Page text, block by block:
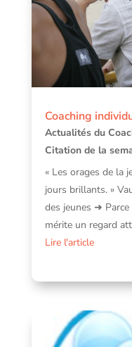
Coaching
Actualités du
Citation de la
« Les orages de la
jours brillants. »
des jeunes ➜
mérite un regard
Lire l'article